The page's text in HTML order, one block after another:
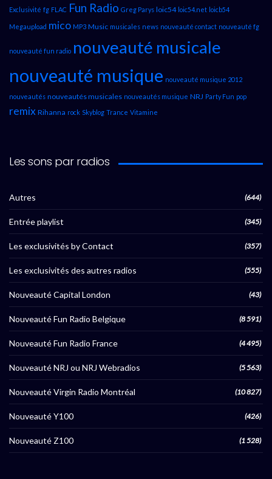
Exclusivité fg FLAC Fun Radio Greg Parys loic54 loic54.net loicb54
Megaupload mico MP3 Music musicales news nouveauté contact nouveauté fg
nouveauté fun radio nouveauté musicale
nouveauté musique nouveauté musique 2012
nouveautés nouveautés musicales nouveautés musique NRJ Party Fun pop
remix Rihanna rock Skyblog Trance Vitamine
Les sons par radios
Autres (644)
Entrée playlist (345)
Les exclusivités by Contact (357)
Les exclusivités des autres radios (555)
Nouveauté Capital London (43)
Nouveauté Fun Radio Belgique (8 591)
Nouveauté Fun Radio France (4 495)
Nouveauté NRJ ou NRJ Webradios (5 563)
Nouveauté Virgin Radio Montréal (10 827)
Nouveauté Y100 (426)
Nouveauté Z100 (1 528)